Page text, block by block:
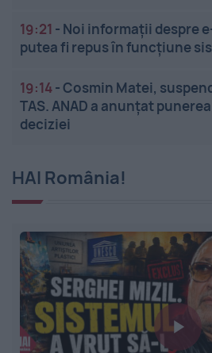
19:21 - Noi informații despre
putea fi repus în funcțiune
19:14-Cosmin Matei,
TAS. ANAD a anunțat
deciziei
HAI România!